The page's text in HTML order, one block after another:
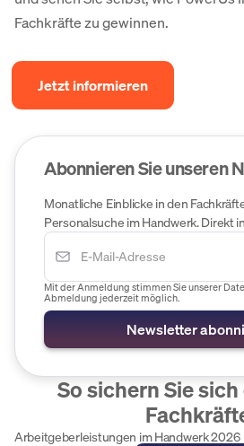
Fachkräfte zu gewinnen.
Jetzt informieren
Abonnieren Sie unseren
Monatliche Einblicke in den
Personalsuche im Handwerk. Direkt
Mit der Anmeldung stimmen Sie unserer
Abmeldung jederzeit möglich.
So sichern Sie
Arbeit­geber­leistungen im Hand­werk 2026